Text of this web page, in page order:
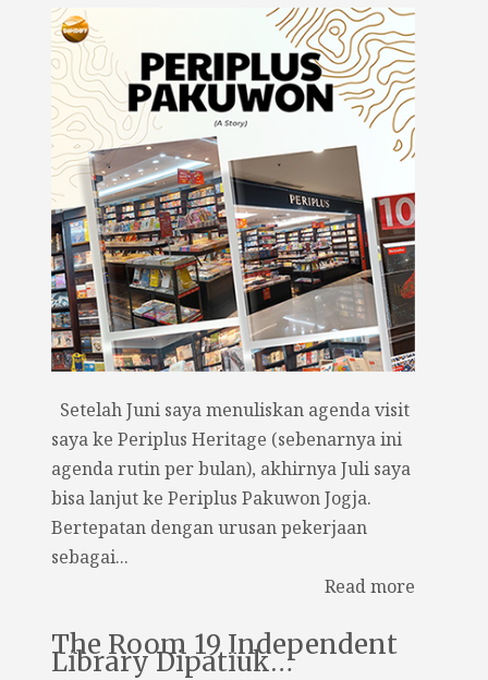
Setelah Juni saya menuliskan agenda visit
saya ke Periplus Heritage (sebenarnya ini
agenda rutin per bulan), akhirnya Juli saya
bisa lanjut ke Periplus Pakuwon Jogja.
Bertepatan dengan urusan pekerjaan
sebagai...
Read more
The Room 19 Independent
Library Dipatiuk…